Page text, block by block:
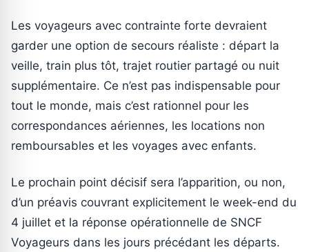
Les voyageurs avec contrainte forte devraient
garder une option de secours réaliste : départ la
veille, train plus tôt, trajet routier partagé ou nuit
supplémentaire. Ce n’est pas indispensable pour
tout le monde, mais c’est rationnel pour les
correspondances aériennes, les locations non
remboursables et les voyages avec enfants.
Le prochain point décisif sera l’apparition, ou non,
d’un préavis couvrant explicitement le week-end du
4 juillet et la réponse opérationnelle de SNCF
Voyageurs dans les jours précédant les départs.